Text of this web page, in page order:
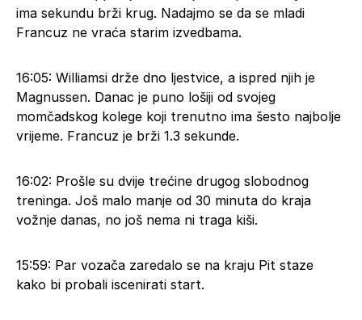
ima sekundu brži krug. Nadajmo se da se mladi
Francuz ne vraća starim izvedbama.
16:05: Williamsi drže dno ljestvice, a ispred njih je
Magnussen. Danac je puno lošiji od svojeg
momčadskog kolege koji trenutno ima šesto najbolje
vrijeme. Francuz je brži 1.3 sekunde.
16:02: Prošle su dvije trećine drugog slobodnog
treninga. Još malo manje od 30 minuta do kraja
vožnje danas, no još nema ni traga kiši.
15:59: Par vozača zaredalo se na kraju Pit staze
kako bi probali iscenirati start.